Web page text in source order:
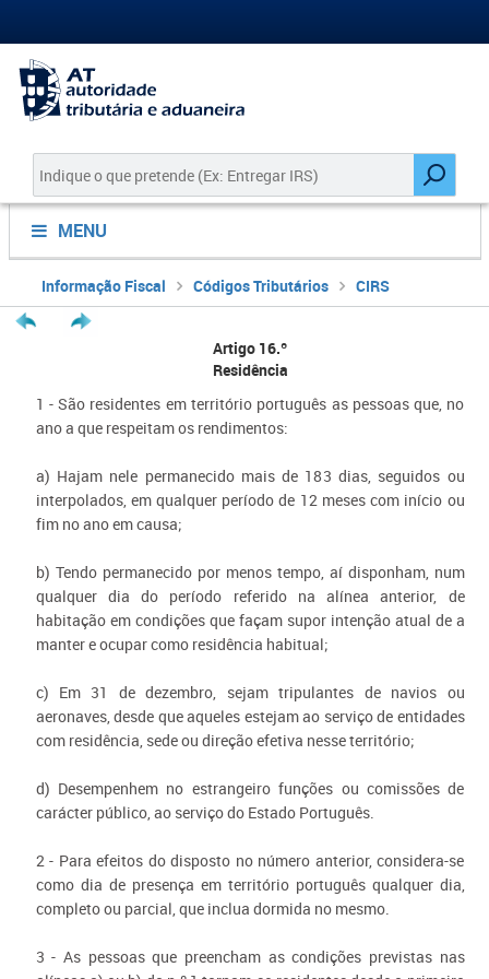
MENU
Informação Fiscal Códigos Tributários CIRS
Artigo 16.º
Residência
1 - São residentes em território português as pessoas que, no
ano a que respeitam os rendimentos:
a) Hajam nele permanecido mais de 183 dias, seguidos ou
interpolados, em qualquer período de 12 meses com início ou
fim no ano em causa;
b) Tendo permanecido por menos tempo, aí disponham, num
qualquer dia do período referido na alínea anterior, de
habitação em condições que façam supor intenção atual de a
manter e ocupar como residência habitual;
c) Em 31 de dezembro, sejam tripulantes de navios ou
aeronaves, desde que aqueles estejam ao serviço de entidades
com residência, sede ou direção efetiva nesse território;
d) Desempenhem no estrangeiro funções ou comissões de
carácter público, ao serviço do Estado Português.
2 - Para efeitos do disposto no número anterior, considera-se
como dia de presença em território português qualquer dia,
completo ou parcial, que inclua dormida no mesmo.
3 - As pessoas que preencham as condições previstas nas